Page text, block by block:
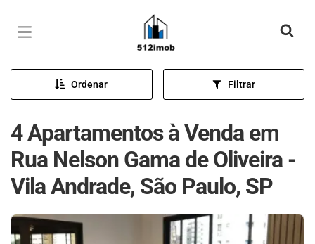
Página inicial
Ordenar Filtrar
4 Apartamentos à Venda em
Rua Nelson Gama de Oliveira -
Vila Andrade, São Paulo, SP